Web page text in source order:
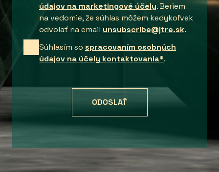
údajov na marketingové účely. Beriem
na vedomie, že súhlas môžem kedykoľvek
odvolať na email unsubscribe@jtre.sk.
Súhlasím so spracovaním osobných
údajov na účely kontaktovania*.